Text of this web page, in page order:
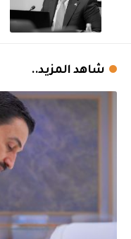
شاهد المزيد..